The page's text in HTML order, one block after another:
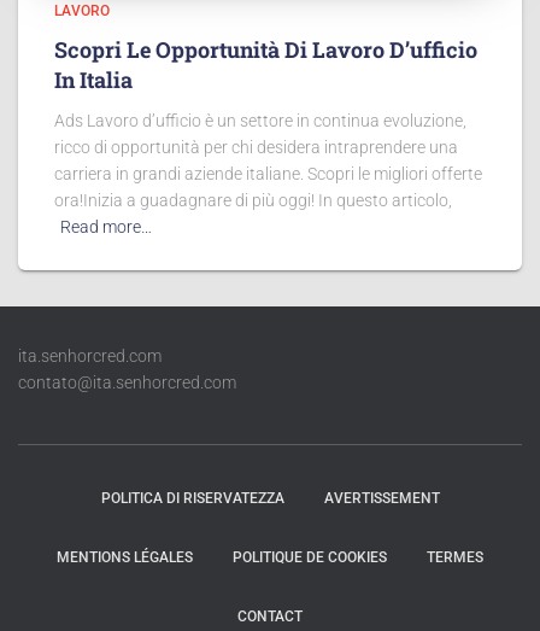
LAVORO
Scopri Le Opportunità Di Lavoro D’ufficio
In Italia
Ads Lavoro d’ufficio è un settore in continua evoluzione,
ricco di opportunità per chi desidera intraprendere una
carriera in grandi aziende italiane. Scopri le migliori offerte
ora!Inizia a guadagnare di più oggi! In questo articolo,
Read more…
ita.senhorcred.com
contato@ita.senhorcred.com
POLITICA DI RISERVATEZZA AVERTISSEMENT
MENTIONS LÉGALES POLITIQUE DE COOKIES TERMES
CONTACT